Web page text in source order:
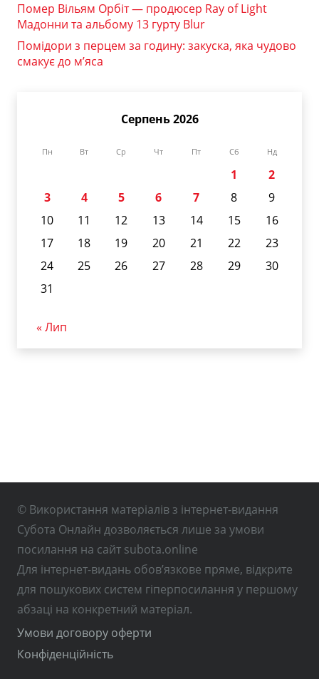
Помер Вільям Орбіт — продюсер Ray of Light
Мадонни та альбому 13 гурту Blur
Помідори з перцем за годину: закуска, яка чудово
смакує до м’яса
Серпень 2026
Пн Вт Ср Чт Пт Сб Нд
1
2
3
4 5 6 7 8
9
10
11 12 13 14 15
16
17
18 19 20 21 22
23
24
25 26 27 28 29
30
31
« Лип
© Використання матеріалів з інтернет-видання
Субота Онлайн дозволяється лише за умови
посилання на сайт subota.online
Для інтернет-видань обов’язкове пряме, відкрите
для пошукових систем гіперпосилання у першому
абзаці на конкретний матеріал.
Умови договору оферти
Конфіденційність